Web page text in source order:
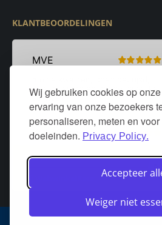
Wij gebruiken cookies op
ervaring van onze bezoekers
personaliseren, meten en
doeleinden. Privacy Policy.
Accepteer
Weiger niet
KLANTBEOORDELINGEN